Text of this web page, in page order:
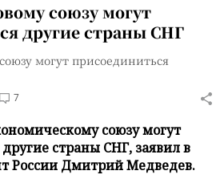
союзу могут
другие страны СНГ
могут присоединиться
7
союзу могут
страны СНГ, заявил в
России Дмитрий Медведев.